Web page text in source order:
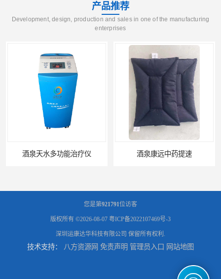
产品推荐
Development, design, production and sales in one of the manufacturing
enterprises
酒泉天水多功能治疗仪 酒泉康远中药提速
您是第921791位访客
版权所有 ©2026-08-07 粤ICP备2022107469号-3
深圳运康达华科技有限公司 保留所有权利.
技术支持： 八方资源网 免责声明 管理员入口 网站地图